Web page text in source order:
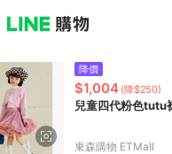
降價
$1,004 (降$250)
兒童四代粉色tutu
東森購物 ETMall